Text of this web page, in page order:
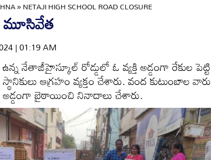
»NETAJI HIGH SCHOOL ROAD CLOSURE
మూసివేత
| 01:19 AM
నేతాజీహైస్కూల్‌ రోడ్డులో ఓ వ్యక్తి అడ్డంగా రేకుల పెట్టి
ఆగ్రహం వ్యక్తం చేశారు. వంద కుటుంబాల వారు
అడ్డంగా బైఠాయించి నినాదాలు చేశారు.